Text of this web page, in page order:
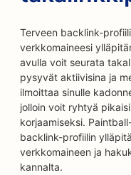
Terveen backlink-
verkkomaineesi
avulla voit seurata
pysyvät aktiivisina ja
ilmoittaa sinulle
jolloin voit ryhtyä
korjaamiseksi.
backlink-profiilin
verkkomaineen ja
kannalta.